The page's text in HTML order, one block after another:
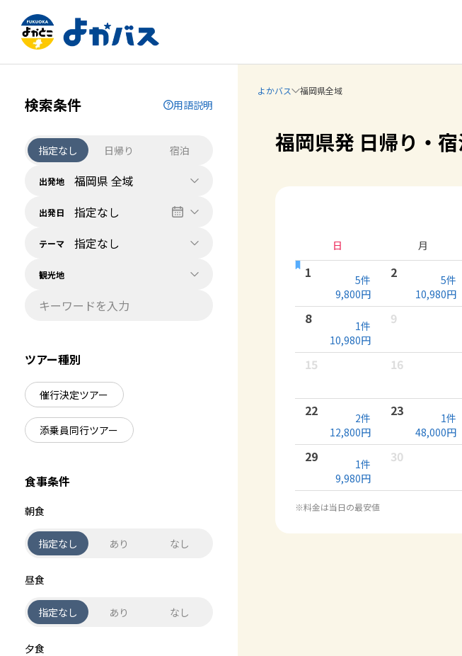
検索条件 用語説明
指定なし 日帰り 宿泊
出発地 福岡県 全域
出発日 指定なし
テーマ 指定なし
観光地
ツアー種別
催行決定ツアー
添乗員同行ツアー
食事条件
朝食
指定なし あり なし
昼食
指定なし あり なし
夕食
よかバス 福岡県全域
福岡県発 日帰り・
日 月
1 5件
9,800円
2 5件
10,980円
8 1件
10,980円
9
15 16
22 2件
12,800円
23 1件
48,000円
29 1件
9,980円
30
※料金は当日の最安値